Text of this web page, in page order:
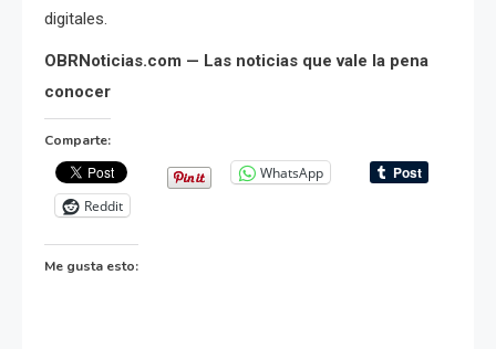
digitales.
OBRNoticias.com — Las noticias que vale la pena
conocer
Comparte:
WhatsApp
Reddit
Me gusta esto: